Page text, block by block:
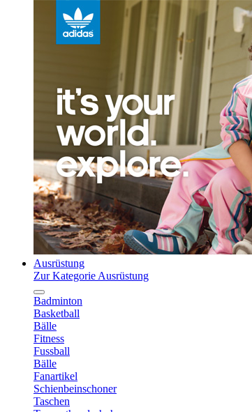
Ausrüstung
Zur Kategorie Ausrüstung
Badminton
Basketball
Bälle
Fitness
Fussball
Bälle
Fanartikel
Schienbeinschoner
Taschen